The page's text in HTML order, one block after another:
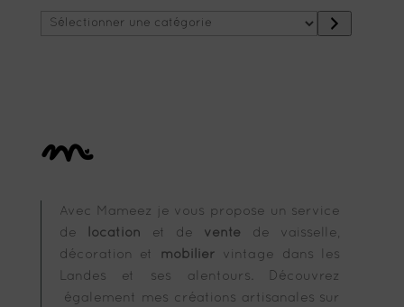
Sélectionner
Avec Mameez je vous propose un service
de
location et de vente
de vaisselle,
décoration et mobilier vintage dans les
Landes et ses alentours. Découvrez
également mes créations artisanales sur